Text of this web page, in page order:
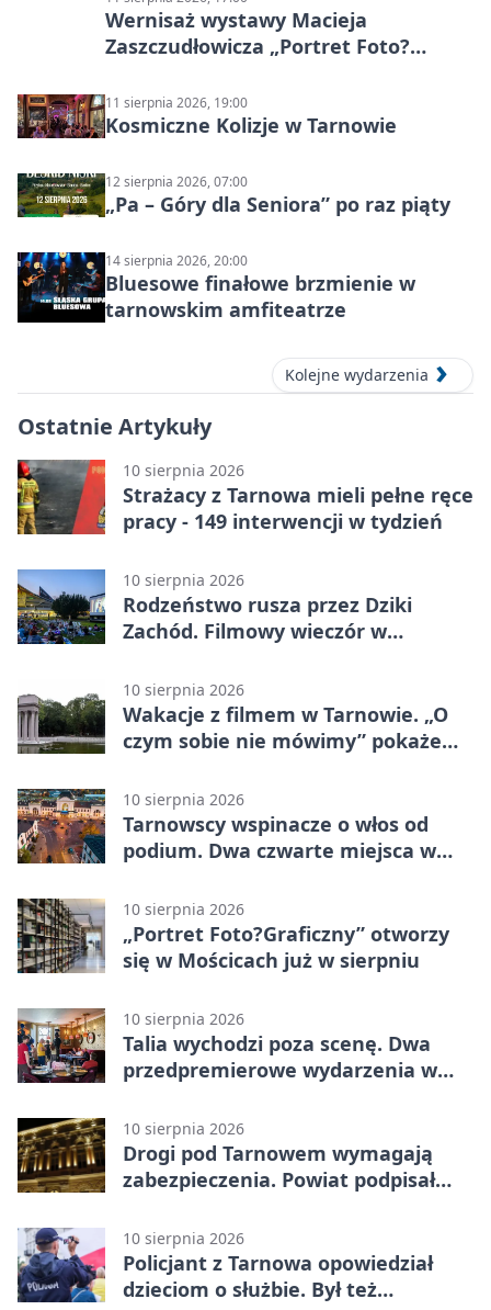
Wernisaż wystawy Macieja
Zaszczudłowicza „Portret Foto?
11 sierpnia 2026, 19:00
Kosmiczne Kolizje w Tarnowie
12 sierpnia 2026, 07:00
„Pa – Góry dla Seniora” po raz piąty
14 sierpnia 2026, 20:00
Bluesowe finałowe brzmienie w
tarnowskim amfiteatrze
Kolejne wydarzenia
Ostatnie Artykuły
10 sierpnia 2026
Strażacy z Tarnowa mieli pełne ręce
pracy - 149 interwencji w tydzień
10 sierpnia 2026
Rodzeństwo rusza przez Dziki
Zachód. Filmowy wieczór w
10 sierpnia 2026
Wakacje z filmem w Tarnowie. „O
czym sobie nie mówimy” pokaże
10 sierpnia 2026
Tarnowscy wspinacze o włos od
podium. Dwa czwarte miejsca w
10 sierpnia 2026
„Portret Foto?Graficzny” otworzy
się w Mościcach już w sierpniu
10 sierpnia 2026
Talia wychodzi poza scenę. Dwa
przedpremierowe wydarzenia w
10 sierpnia 2026
Drogi pod Tarnowem wymagają
zabezpieczenia. Powiat podpisał
10 sierpnia 2026
Policjant z Tarnowa opowiedział
dzieciom o służbie. Był też